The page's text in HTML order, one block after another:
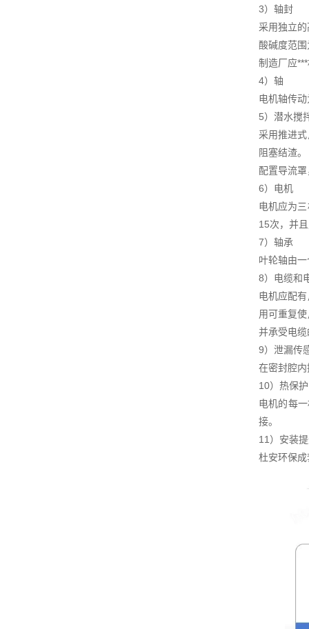
3）轴封
采用独立
酸碱度范
制造厂应
4）轴
电机轴传
5）潜水搅
采用推进
阻塞结渣。
配置导流
6）电机
电机应为
15次，并
7）轴承
叶轮轴由
8）电缆和
电机应配
用可重复
并承受电
9）泄漏传
在密封腔
10）热保护
电机的每
接。
11）安装
杜安环保